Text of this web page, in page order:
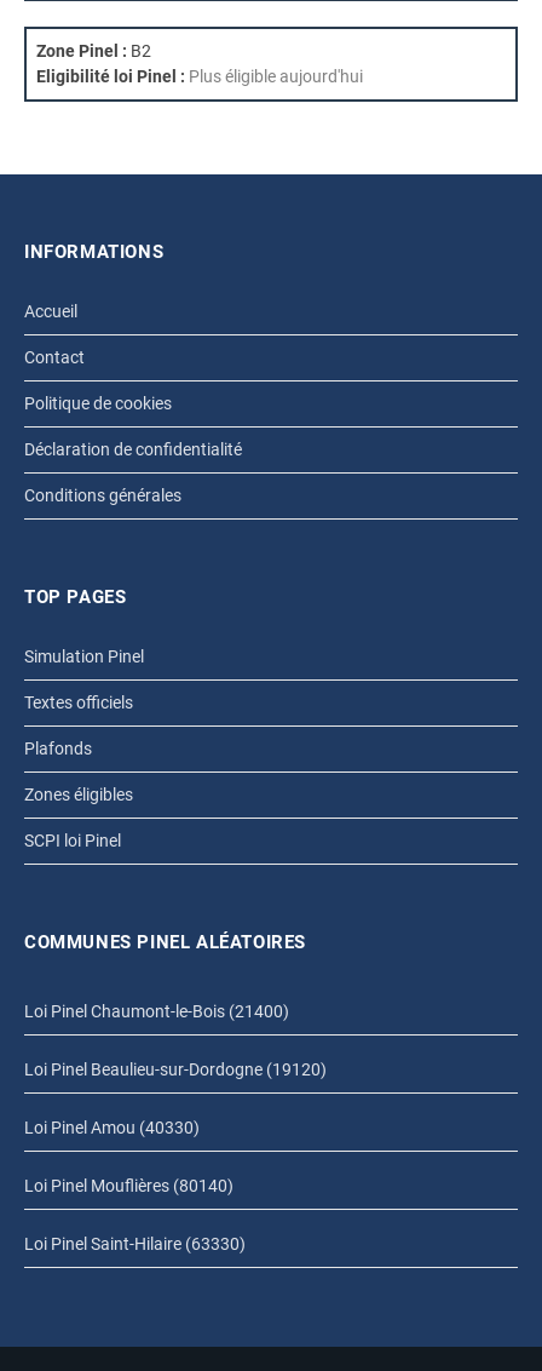
Zone Pinel : B2
Eligibilité loi Pinel : Plus éligible aujourd'hui
INFORMATIONS
Accueil
Contact
Politique de cookies
Déclaration de confidentialité
Conditions générales
TOP PAGES
Simulation Pinel
Textes officiels
Plafonds
Zones éligibles
SCPI loi Pinel
COMMUNES PINEL ALÉATOIRES
Loi Pinel Chaumont-le-Bois (21400)
Loi Pinel Beaulieu-sur-Dordogne (19120)
Loi Pinel Amou (40330)
Loi Pinel Mouflières (80140)
Loi Pinel Saint-Hilaire (63330)